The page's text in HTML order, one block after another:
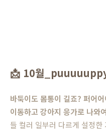
📩 10월
바둑이도 몸통이 길죠? 퍼어
이동하고 강아지 응가로 나와
들 컬러 일부러 다르게 설정